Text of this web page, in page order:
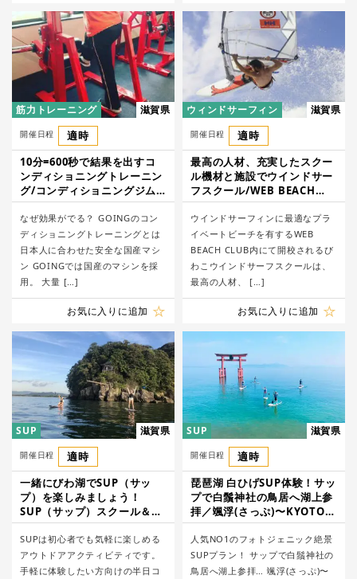
筋力トレーニング 滋賀県
開催日程
適時
10分=600秒で結果を出すコ
ンディショニングトレーニン
グ/コンディショニングジム
GOING草津店
なぜ効果がでる？ GOINGのコン
ディショニングトレーニングとは
日本人に合わせた安全な国産マシ
ン GOINGでは国産のマシンを採
用。 大量 […]
お気に入りに追加
ウィンドサーフィン 滋賀県
開催日程
適時
最高の人材、充実したスクー
ル機材と施設でウインドサー
フスクール/WEB BEACH
CLUB
ウインドサーフィンに最適なプラ
イベートビーチを有するWEB
BEACH CLUB内にて開校されるび
わこウインドサーフスクールは、
最高の人材、 […]
お気に入りに追加
SUP 滋賀県
開催日程
適時
一緒にびわ湖でSUP（サッ
プ）を楽しみましょう！
SUP（サップ）スクール＆
SUP体験/PukaPuka
SUPは初心者でも気軽に楽しめる
アウトドアアクティビティです。
手軽に体験したい方向けの半日コ
SUP 滋賀県
開催日程
適時
琵琶湖 白ひげSUP体験！サッ
プで白鬚神社の鳥居へ湖上参
拝／颯浮(さっぷ)〜KYOTO
SUP TRIP〜
人気NO1のフォトジェニック絶景
SUPプラン！ サップで白鬚神社の
鳥居へ湖上参拝… 颯浮(さっぷ)〜